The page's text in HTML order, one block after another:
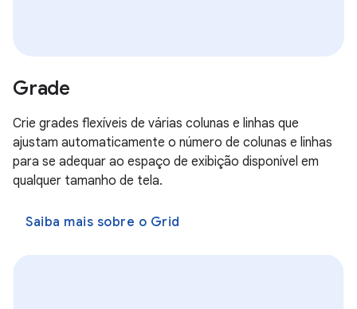
Grade
Crie grades flexíveis de várias colunas e linhas que
ajustam automaticamente o número de colunas e linhas
para se adequar ao espaço de exibição disponível em
qualquer tamanho de tela.
Saiba mais sobre o Grid